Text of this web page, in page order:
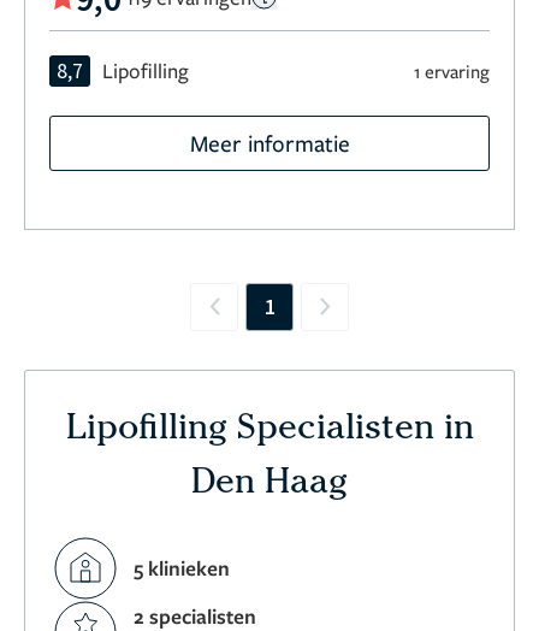
8,7 Lipofilling 1 ervaring
Meer informatie
Previous
1 Next
Lipofilling Specialisten in
Den Haag
5 klinieken
2 specialisten